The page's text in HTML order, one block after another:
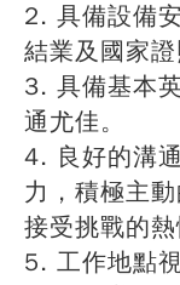
2. 具備設備
結業及國家證
3. 具備基本
通尤佳。
4. 良好的溝
力，積極主
接受挑戰的熱
5. 工作地點